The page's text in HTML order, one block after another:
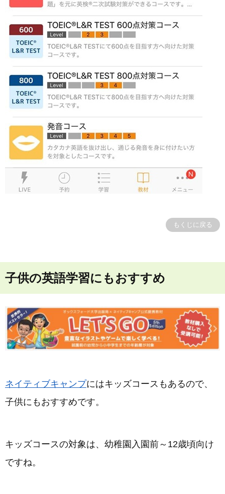
もくじに戻る
子供の英語学習にもおすすめ
ネイティブキャンプにはキッズコースもあるので、
子供にもおすすめです。
キッズコースの対象は、幼稚園入園前～12歳頃向け
ですね。